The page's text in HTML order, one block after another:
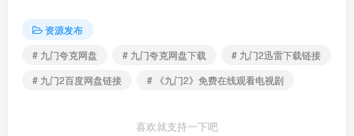
资源发布
# 九门夸克网盘
# 九门夸克网盘下载
# 九门2迅雷下载链接
# 九门2百度网盘链接
# 《九门2》免费在线观看电视剧
喜欢就支持一下吧